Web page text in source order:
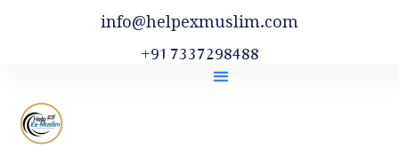
info@helpexmuslim.com
+91 7337298488